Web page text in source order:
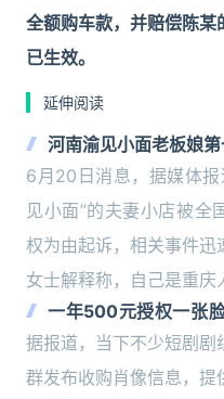
全额购车款，并赔偿陈
已生效。
延伸阅读
河南渝见小面老板娘
6月20日消息，据媒体
见小面”的夫妻小店被全
权为由起诉，相关事件
女士解释称，自己是重
一年500元授权一张
警惕永久授权陷阱
据报道，当下不少短剧剧
群发布收购肖像信息，提